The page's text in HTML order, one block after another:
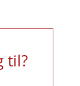
til?